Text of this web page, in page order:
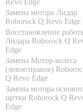
Revo Edge
Замена мотора Лидар
Roborock Q Revo Edge
Восстановление
Лидара Roborock Q
Edge
Замена Мотор-колеса
(левое/правое)
Q Revo Edge
Замена мотора
щетки Roborock Q
Edge